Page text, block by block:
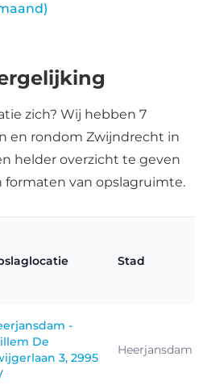
zich? Wij hebben 7
en rondom Zwijndrecht in
helder overzicht te geven
formaten van opslagruimte.
Stad
-
De
3, 2995
Heerjansdam